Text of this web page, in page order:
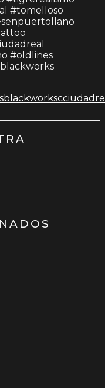
#tomelloso
#oldlines
blackworks